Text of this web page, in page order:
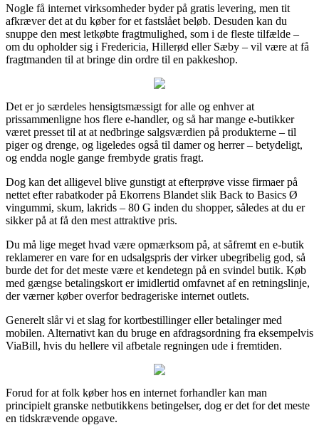
Nogle få internet virksomheder byder på gratis levering, men tit
afkræver det at du køber for et fastslået beløb. Desuden kan du
snuppe den mest letkøbte fragtmulighed, som i de fleste tilfælde –
om du opholder sig i Fredericia, Hillerød eller Sæby – vil være at få
fragtmanden til at bringe din ordre til en pakkeshop.
Det er jo særdeles hensigtsmæssigt for alle og enhver at
prissammenligne hos flere e-handler, og så har mange e-butikker
været presset til at at nedbringe salgsværdien på produkterne – til
piger og drenge, og ligeledes også til damer og herrer – betydeligt,
og endda nogle gange frembyde gratis fragt.
Dog kan det alligevel blive gunstigt at efterprøve visse firmaer på
nettet efter rabatkoder på Ekorrens Blandet slik Back to Basics Ø
vingummi, skum, lakrids – 80 G inden du shopper, således at du er
sikker på at få den mest attraktive pris.
Du må lige meget hvad være opmærksom på, at såfremt en e-butik
reklamerer en vare for en udsalgspris der virker ubegribelig god, så
burde det for det meste være et kendetegn på en svindel butik. Køb
med gængse betalingskort er imidlertid omfavnet af en retningslinje,
der værner køber overfor bedrageriske internet outlets.
Generelt slår vi et slag for kortbestillinger eller betalinger med
mobilen. Alternativt kan du bruge en afdragsordning fra eksempelvis
ViaBill, hvis du hellere vil afbetale regningen ude i fremtiden.
Forud for at folk køber hos en internet forhandler kan man
principielt granske netbutikkens betingelser, dog er det for det meste
en tidskrævende opgave.